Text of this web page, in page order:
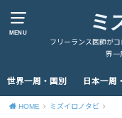
MENU ミ
フリーランス医師が
界一
世界一周・国別 日本一周
HOME ミズイロノタビ